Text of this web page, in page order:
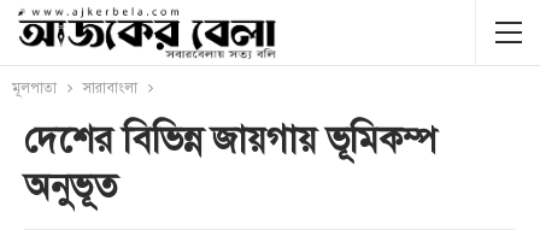
মূলপাতা সারাবাংলা
দেশের বিভিন্ন জায়গায় ভূমিকম্প
অনুভূত